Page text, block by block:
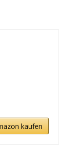
kaufen